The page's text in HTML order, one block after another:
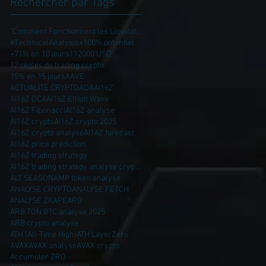
Rechercher par Tags
"Comment Fonctionnent les Liquidations ?
#TechnicalAnalysis+100% potentiel
+71% en 10 jours112000 USD
12 règles de trading crypto
15% en 15 joursAAVE
ACTUALITE CRYPTOADAAI16Z
AI16Z DCAAI16Z Elliott Wave
AI16Z FibonacciAI16Z analyse
AI16Z cryptoAI16Z crypto 2025
AI16Z crypto analyseAI16Z forecast
AI16Z price prediction
AI16Z trading strategy
AI16Z trading strategy analyse crypto AI16Z
ALT SEASONAMP token analyse
ANALYSE CRYPTOANALYSE FETCH
ANALYSE ZKAPEARB
ARB TON BTC analyse 2025
ARB crypto analyse
ATH (All-Time High)ATH LayerZero
AVAXAVAX analyseAVAX crypto
Accumuler ZRO